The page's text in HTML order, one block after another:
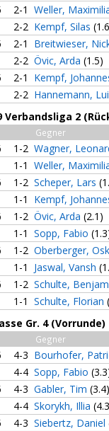
2-1 Weller,
2-2 Kempf, Silas
2-1
Breitwieser,
2-2 Övic, Arda (1.5)
2-1
Kempf,
2-2 Hannemann,
Verbandsliga 2
Gegner
1-2 Wagner,
1-1 Weller,
1-2 Scheper, Lars
1-1
Kempf,
1-2 Övic, Arda (2.1)
1-1 Sopp, Fabio
1-2 Oberberger,
1-1
Jaswal, Vansh
1-2 Schulte,
1-1 Schulte, Florian
Gr. 4 (Vorrunde)
Gegner
4-3 Bourhofer,
4-4 Sopp, Fabio
4-3 Gabler, Tim (3.4)
4-4 Skorykh, Illia
4-3 Siebertz, Daniel